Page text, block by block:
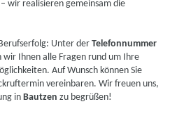
wir realisieren gemeinsam die
Unter derTelefonnummer
Ihnen alle Fragen rund um Ihre
Auf Wunsch können Sie
vereinbaren. Wir freuen uns,
inBautzen zu begrüßen!